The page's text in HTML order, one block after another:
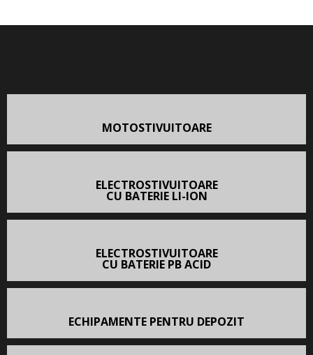
MOTOSTIVUITOARE
ELECTROSTIVUITOARE
CU BATERIE LI-ION
ELECTROSTIVUITOARE
CU BATERIE PB ACID
ECHIPAMENTE PENTRU DEPOZIT